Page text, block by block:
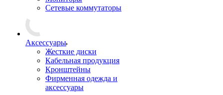
Сетевые коммутаторы
Аксессуары
Жесткие диски
Кабельная продукция
Кронштейны
Фирменная одежда и
аксессуары